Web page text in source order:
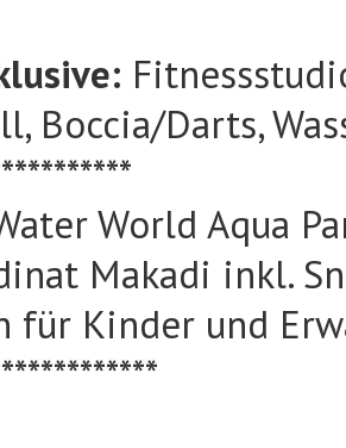
Boccia/Darts,
World Aqua
Makadi inkl.
für Kinder und